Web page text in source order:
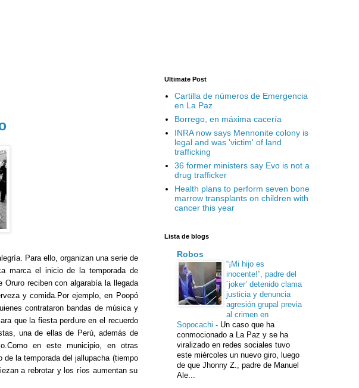
Para ello, organizan una serie de
marca el inicio de la temporada de
reciben con algarabía la llegada
y comida.Por ejemplo, en Poopó
contrataron bandas de música y
que la fiesta perdure en el recuerdo
una de ellas de Perú, además de
en este municipio, en otras
la temporada del jallupacha (tiempo
a rebrotar y los ríos aumentan su
Ultimate Post
Cartilla de números de Emergencia
en La Paz
Borrego, en máxima cacería
INRA now says Mennonite colony is
legal and was 'victim' of land
trafficking
36 former ministers say Evo is not a
drug trafficker
Health plans to perform seven bone
marrow transplants on children with
cancer this year
Lista de blogs
Robos
“¡Mi hijo es
inocente!”, padre del
´joker’ detenido clama
justicia y denuncia
agresión grupal previa
al crimen en
Sopocachi - Un caso que ha
conmocionado a La Paz y se ha
viralizado en redes sociales tuvo
este miércoles un nuevo giro, luego
de que Jhonny Z., padre de Manuel
Ale...